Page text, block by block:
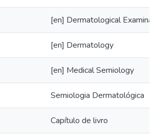
[en] Dermatological
[en] Dermatology
[en] Medical Semiology
Semiologia Dermatológica
Capítulo de livro